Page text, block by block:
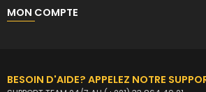
MON COMPTE
BESOIN D'AIDE? APPELEZ NOTRE